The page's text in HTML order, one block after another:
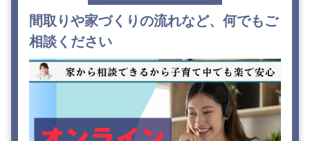
間取りや家づくりの流れなど、何でもご
相談ください